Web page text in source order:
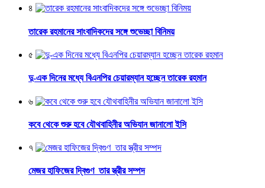
৪
তারেক রহমানের সাংবাদিকদের সঙ্গে শুভেচ্ছা বিনিময়
৫
দু-এক দিনের মধ্যে বিএনপির চেয়ারম্যান হচ্ছেন তারেক রহমান
৬
কবে থেকে শুরু হবে যৌথবাহিনীর অভিযান জানালো ইসি
৭
মেজর হাফিজের দ্বিগুণ তার স্ত্রীর সম্পদ